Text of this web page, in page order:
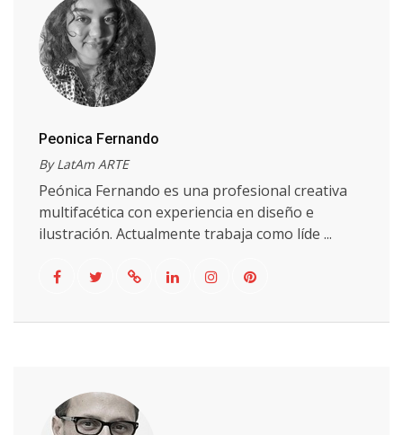
Peonica Fernando
By LatAm ARTE
Peónica Fernando es una profesional creativa
multifacética con experiencia en diseño e
ilustración. Actualmente trabaja como líde ...